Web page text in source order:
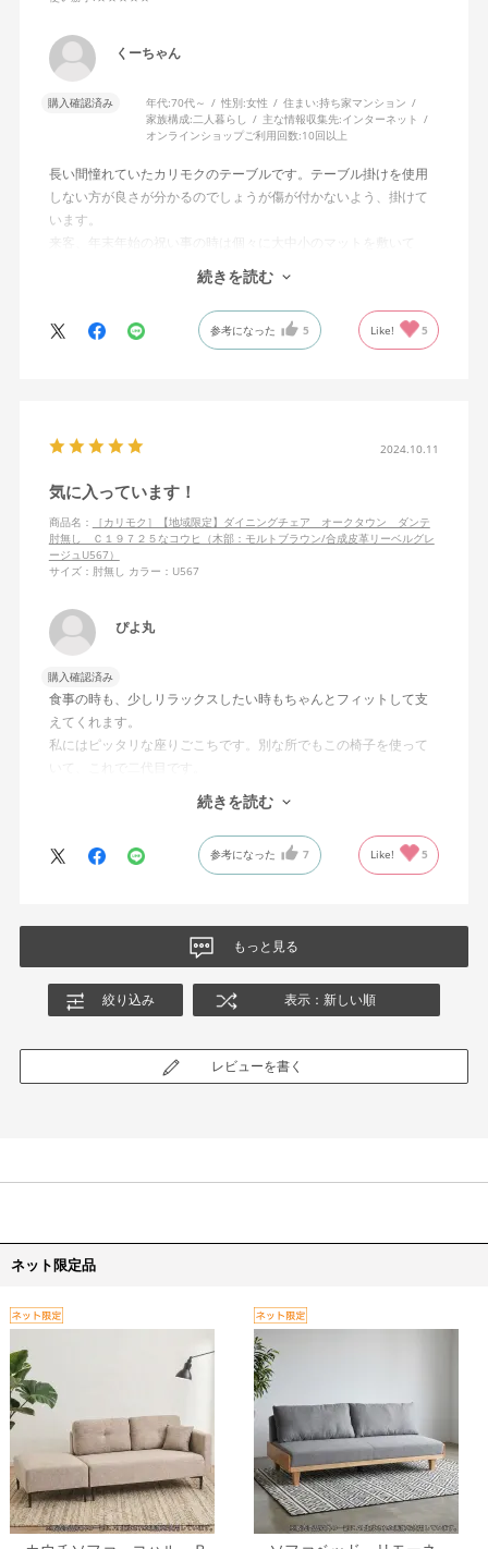
くーちゃん
購入確認済み 年代:70代～ 性別:女性 住まい:持ち家マンション
家族構成:二人暮らし 主な情報収集先:インターネット
オンラインショップご利用回数:10回以上
長い間憧れていたカリモクのテーブルです。テーブル掛けを使用
しない方が良さが分かるのでしょうが傷が付かないよう、掛けて
います。
来客、年末年始の祝い事の時は個々に大中小のマットを敷いて
所々で木目を堪能しています。
続きを読む
参考になった 5 Like! 5
2024.10.11
気に入っています！
商品名：
［カリモク］【地域限定】ダイニングチェア オークタウン ダンテ
肘無し Ｃ１９７２５なコウヒ（木部：モルトブラウン/合成皮革リーベルグレ
ージュU567）
サイズ：肘無し カラー：U567
ぴよ丸
購入確認済み
食事の時も、少しリラックスしたい時もちゃんとフィットして支
えてくれます。
私にはピッタリな座りごこちです。別な所でもこの椅子を使って
いて、これで二代目です。
ただ、座面が膝裏に向かって少し上がっている為、小柄な方は足
が少し浮くかも知れません。
当方164cm。このカーブがとても良いです。
続きを読む
参考になった 7 Like! 5
もっと見る
絞り込み 表示：新しい順
レビューを書く
ネット限定品